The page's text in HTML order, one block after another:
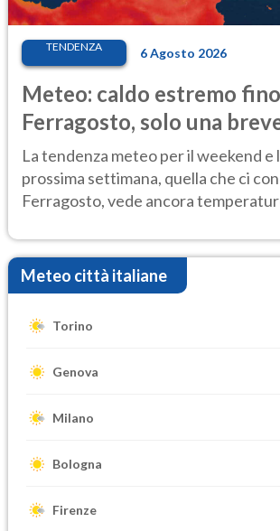
TENDENZA 6 Agosto 2026
Meteo: caldo estremo
Ferragosto, solo una
Ecco dove
La tendenza meteo per il weekend e
prossima settimana, quella che ci
Ferragosto, vede ancora
Meteo città italiane
Torino
Genova
Milano
Bologna
Firenze